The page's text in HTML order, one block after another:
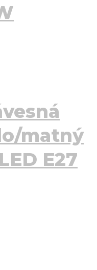
matný
E27